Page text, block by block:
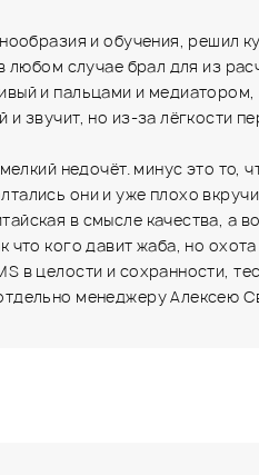
и обучения, решил
любом случае брал для из
и пальцами и медиатором,
звучит, но из-за лёгкости
недочёт. минус это
они и уже плохо
в смысле качества, а
что кого давит жаба, но
в целости и сохранности,
менеджеру Алексею